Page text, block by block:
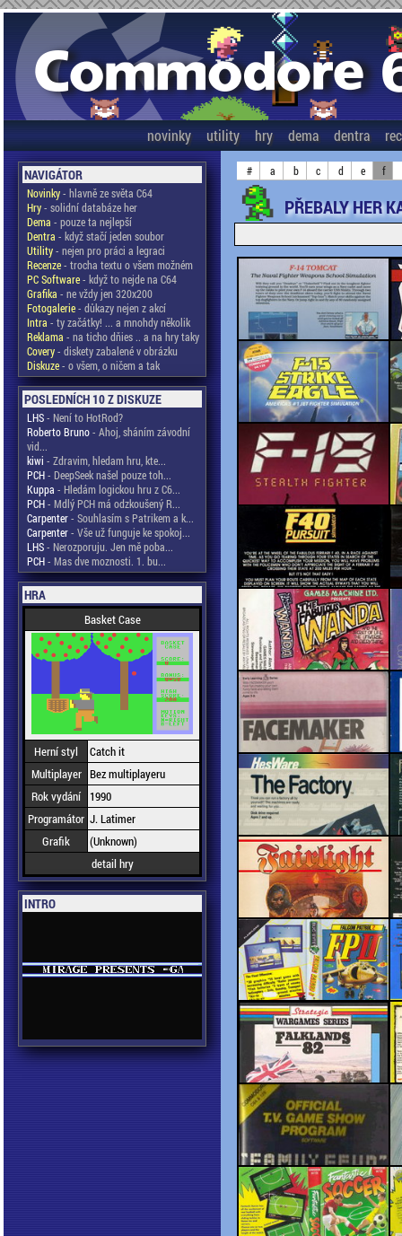
novinky utility hry dema dentra
NAVIGÁTOR
Novinky- hlavně ze světa C64
Hry- solidní databáze her
Dema - pouze ta nejlepší
Dentra - když stačí jeden soubor
Utility- nejen pro práci a legraci
Recenze- trocha textu o všem možném
PC Software- když to nejde na C64
Grafika - ne vždy jen 320x200
Fotogalerie- důkazy nejen z akcí
Intra - ty začátky! ... a mnohdy několik
Reklama - na ticho dňies .. a na hry taky
Covery- diskety zabalené v obrázku
Diskuze- o všem, o ničem a tak
POSLEDNÍCH 10 Z DISKUZE
LHS- Není to HotRod?
Roberto Bruno- Ahoj, sháním závodní
vid...
kiwi - Zdravim, hledam hru, kte...
PCH- DeepSeek našel pouze toh...
Kuppa - Hledám logickou hru z C6...
PCH- Mdlý PCH má odzkoušený R...
Carpenter- Souhlasím s Patrikem a k...
Carpenter- Vše už funguje ke spokoj...
LHS- Nerozporuju. Jen mě poba...
PCH- Mas dve moznosti. 1. bu...
HRA
Basket Case
Herní styl
Catch it
Multiplayer Bez multiplayeru
Rok vydání
1990
Programátor J. Latimer
Grafik
(Unknown)
detail hry
INTRO
# a b c d e f
PŘEBALY HER